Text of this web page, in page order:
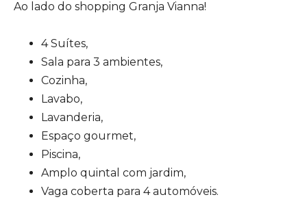
Ao lado do shopping Granja Vianna!
4 Suítes,
Sala para 3 ambientes,
Cozinha,
Lavabo,
Lavanderia,
Espaço gourmet,
Piscina,
Amplo quintal com jardim,
Vaga coberta para 4 automóveis.